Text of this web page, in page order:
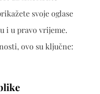
svoje oglase
i u pravo vrijeme.
ovo su ključne: